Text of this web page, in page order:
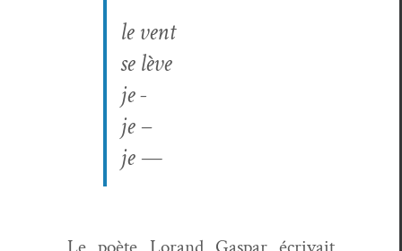
le vent
se lève
je -
je –
je —